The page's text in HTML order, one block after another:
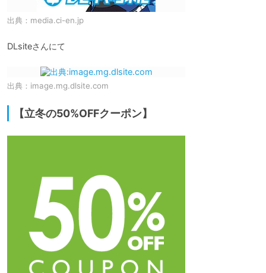
出典： media.ci-en.jp
DLsiteさんにて
出典： image.mg.dlsite.com
【立冬の50%OFFクーポン】